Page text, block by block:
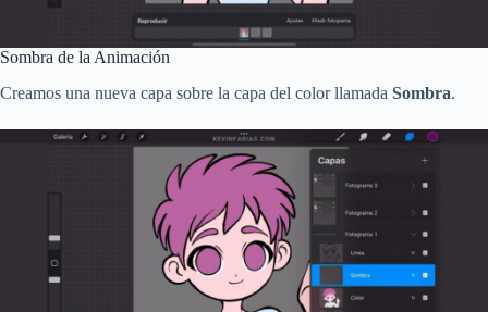
Sombra de la Animación
Creamos una nueva capa sobre la capa del color llamada Sombra.